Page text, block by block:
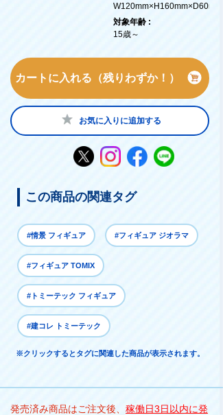
W120mm×H160mm×D60mm
対象年齢 :
15歳～
カートに入れる（残りわずか！）
お気に入りに追加する
この商品の関連タグ
#情景 フィギュア #フィギュア ジオラマ
#フィギュア TOMIX
#トミーテック フィギュア
#建コレ トミーテック
※クリックするとタグに関連した商品が表示されます。
発売済み商品はご注文後、 稼働日3日以内に発